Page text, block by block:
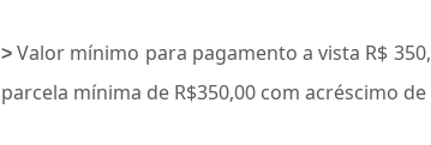
> Valor mínimo para pagamento a vista R$
parcela mínima de R$350,00 com acréscimo